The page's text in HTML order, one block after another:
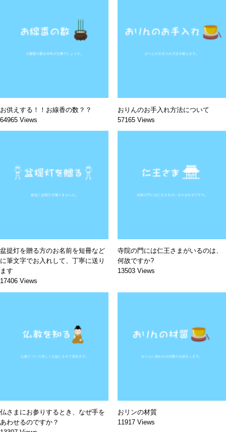
お供えする！！お線香の数？？
64965 Views
おりんのお手入れ方法について
57165 Views
盆提灯を贈る方のお名前を短冊など
に筆文字でお入れして、丁寧に送り
ます
17406 Views
寺院の門には仁王さまがいるのは、
何故ですか?
13503 Views
仏さまにお参りするとき、なぜ手を
あわせるのですか？
おリンの材質
11917 Views